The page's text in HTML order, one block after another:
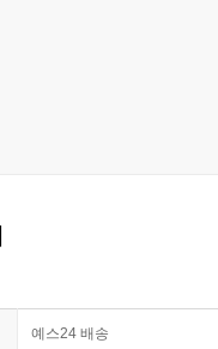
예스24 배송